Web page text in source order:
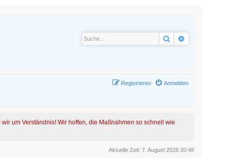
Suche
Anmelden
Registrieren
um Verständnis! Wir hoffen, die Maßnahmen so schnell wie
Aktuelle Zeit: 7. August 2026 20:48